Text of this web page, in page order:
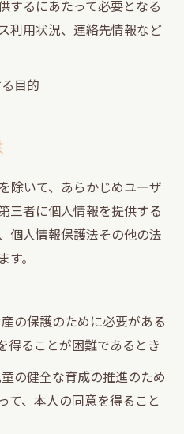
するにあたって必要となる
利用状況、連絡先情報など
目的
除いて、あらかじめユーザ
三者に個人情報を提供する
個人情報保護法その他の法
。
の保護のために必要がある
得ることが困難であるとき
の健全な育成の推進のため
て、本人の同意を得ること